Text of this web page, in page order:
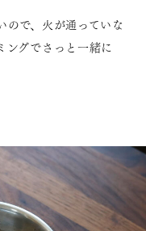
で、火が通っていな
ングでさっと一緒に